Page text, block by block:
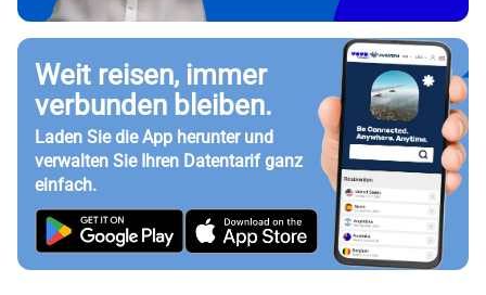
Weit reisen, immer
verbunden bleiben.
Laden Sie die App herunter und
verwalten Sie Ihren Datentarif ganz
einfach.